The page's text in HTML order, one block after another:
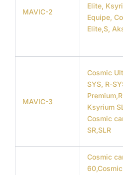
MAVIC-2
Elite,
Equipe,
Elite,S,
MAVIC-3
Cosmic
SYS, R-
Ksyrium
Cosmic
SR,SLR
Cosmic